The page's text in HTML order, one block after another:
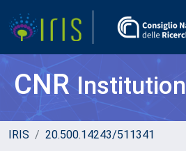
CNR
IRIS 20.500.14243/511341